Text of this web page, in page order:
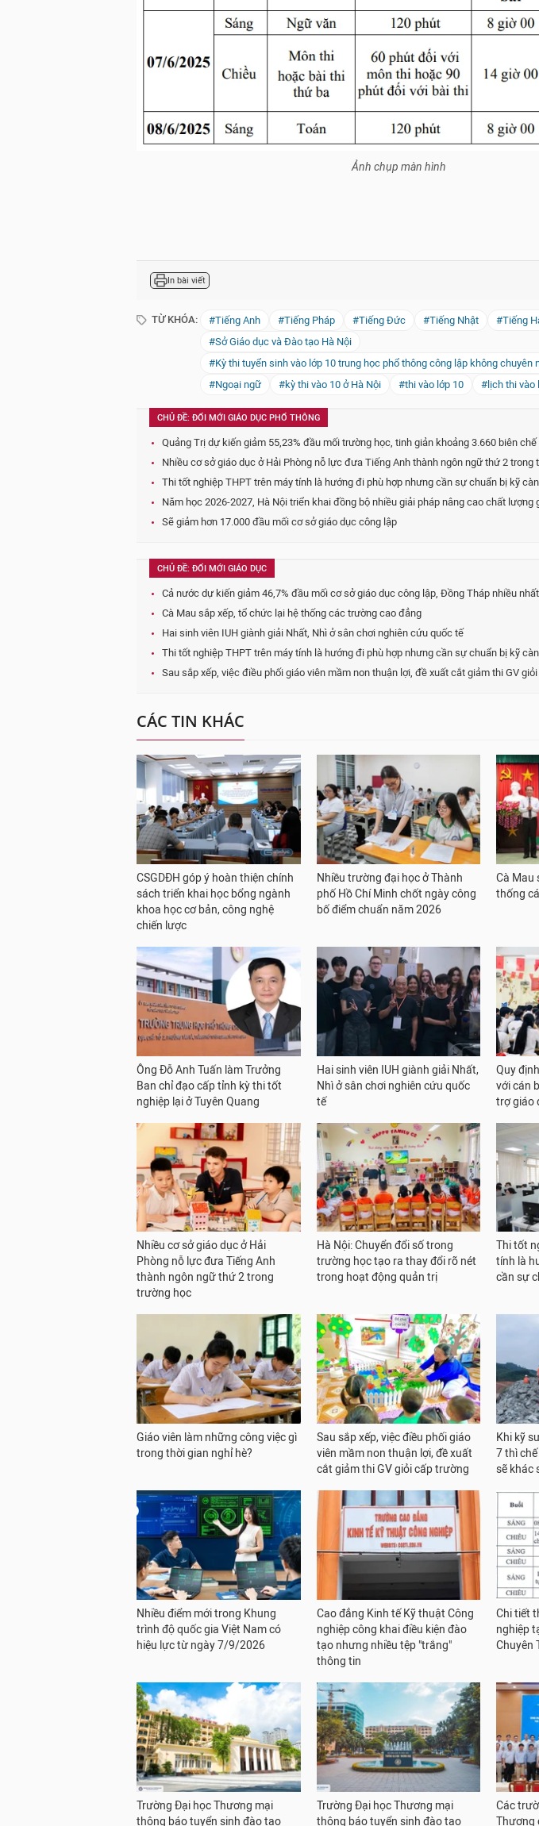
Ảnh chụp màn hình
In bài viết
TỪ KHÓA: #Tiếng Anh #Tiếng Pháp #Tiếng Đức #Tiếng Nhật
#Tiếng
#Sở Giáo dục và Đào tạo Hà Nội
#Kỳ thi tuyển sinh vào lớp 10 trung học phổ thông công lập không chuyên
#Ngoại ngữ
#kỳ thi vào 10 ở Hà Nội #thi vào lớp 10 #lịch thi vào
CHỦ ĐỀ: ĐỔI MỚI GIÁO DỤC PHỔ THÔNG
Quảng Trị dự kiến giảm 55,23% đầu mối trường học, tinh giản khoảng 3.660 biên chế
Nhiều cơ sở giáo dục ở Hải Phòng nỗ lực đưa Tiếng Anh thành ngôn ngữ thứ 2 trong
Thi tốt nghiệp THPT trên máy tính là hướng đi phù hợp nhưng cần sự chuẩn bị kỹ
Năm học 2026-2027, Hà Nội triển khai đồng bộ nhiều giải pháp nâng cao chất lượng
Sẽ giảm hơn 17.000 đầu mối cơ sở giáo dục công lập
CHỦ ĐỀ: ĐỔI MỚI GIÁO DỤC
Cả nước dự kiến giảm 46,7% đầu mối cơ sở giáo dục công lập, Đồng Tháp nhiều nhất
Cà Mau sắp xếp, tổ chức lại hệ thống các trường cao đẳng
Hai sinh viên IUH giành giải Nhất, Nhì ở sân chơi nghiên cứu quốc tế
Thi tốt nghiệp THPT trên máy tính là hướng đi phù hợp nhưng cần sự chuẩn bị kỹ
Sau sắp xếp, việc điều phối giáo viên mầm non thuận lợi, đề xuất cắt giảm thi GV
CÁC TIN KHÁC
CSGDĐH góp ý hoàn thiện chính
sách triển khai học bổng ngành
khoa học cơ bản, công nghệ
chiến lược
Nhiều trường đại học ở Thành
phố Hồ Chí Minh chốt ngày công
bố điểm chuẩn năm 2026
Cà Mau
thống
Ông Đỗ Anh Tuấn làm Trưởng
Ban chỉ đạo cấp tỉnh kỳ thi tốt
nghiệp lại ở Tuyên Quang
Hai sinh viên IUH giành giải Nhất,
Nhì ở sân chơi nghiên cứu quốc
tế
Quy
với cán
trợ giáo
Nhiều cơ sở giáo dục ở Hải
Phòng nỗ lực đưa Tiếng Anh
thành ngôn ngữ thứ 2 trong
trường học
Hà Nội: Chuyển đổi số trong
trường học tạo ra thay đổi rõ nét
trong hoạt động quản trị
Thi tốt
tính là
cần sự
Giáo viên làm những công việc gì
trong thời gian nghỉ hè?
Sau sắp xếp, việc điều phối giáo
viên mầm non thuận lợi, đề xuất
cắt giảm thi GV giỏi cấp trường
Khi kỹ
7 thì
sẽ khác
Nhiều điểm mới trong Khung
trình độ quốc gia Việt Nam có
hiệu lực từ ngày 7/9/2026
Cao đẳng Kinh tế Kỹ thuật Công
nghiệp công khai điều kiện đào
tạo nhưng nhiều tệp "trắng"
thông tin
Chi tiết
nghiệp
Chuyên
Trường Đại học Thương mại
thông báo tuyển sinh đào tạo
Trường Đại học Thương mại
thông báo tuyển sinh đào tạo
Các
Thương